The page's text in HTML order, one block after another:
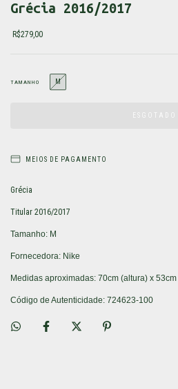
Grécia 2016/2017
R$279,00
TAMANHO M
MEIOS DE PAGAMENTO
Grécia
Titular 2016/2017
Tamanho: M
Fornecedora: Nike
Medidas aproximadas: 70cm (altura) x
Código de Autenticidade: 724623-100